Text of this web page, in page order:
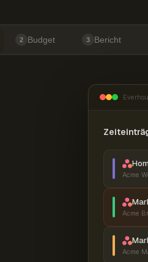
2 Budget 3 Bericht
Acme
Acme
Acme